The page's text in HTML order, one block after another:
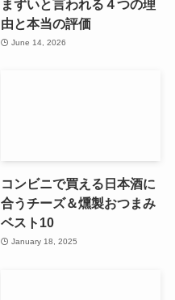
まずいと言われる４つの理
由と本当の評価
June 14, 2026
コンビニで買える日本酒に
合うチーズ＆燻製おつまみ
ベスト10
January 18, 2025